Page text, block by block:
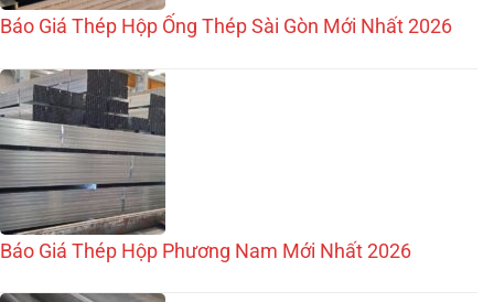
Báo Giá Thép Hộp Ống Thép Sài Gòn Mới Nhất 2026
Báo Giá Thép Hộp Phương Nam Mới Nhất 2026